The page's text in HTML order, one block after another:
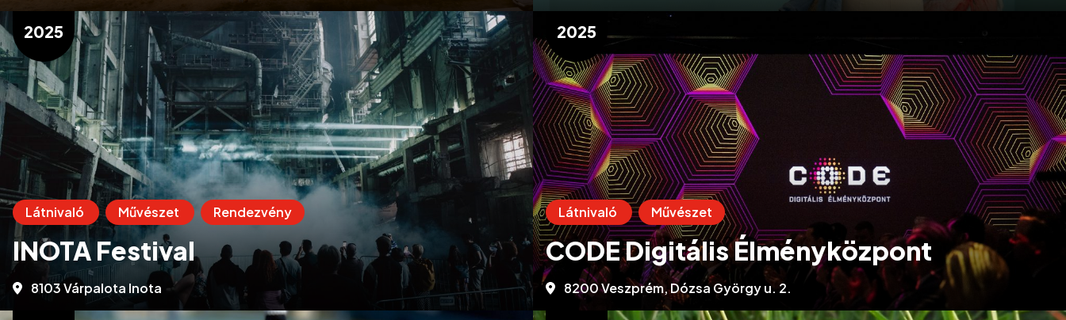
2025
Látnivaló Művészet Rendezvény
INOTA Festival
8103 Várpalota Inota
2025
Látnivaló Művészet
CODE Digitális Élményközpont
8200 Veszprém, Dózsa György u. 2.